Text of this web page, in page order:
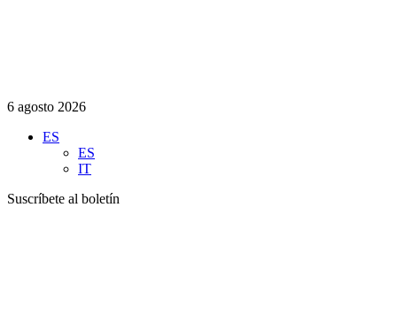
6 agosto 2026
ES
ES
IT
Suscríbete al boletín